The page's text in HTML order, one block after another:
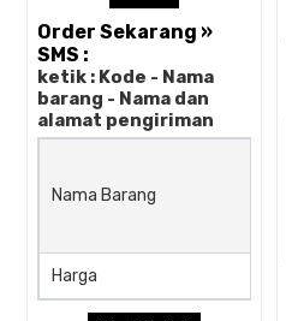
Order Sekarang »
SMS :
ketik : Kode - Nama
barang - Nama dan
alamat pengiriman
Nama Barang
Harga